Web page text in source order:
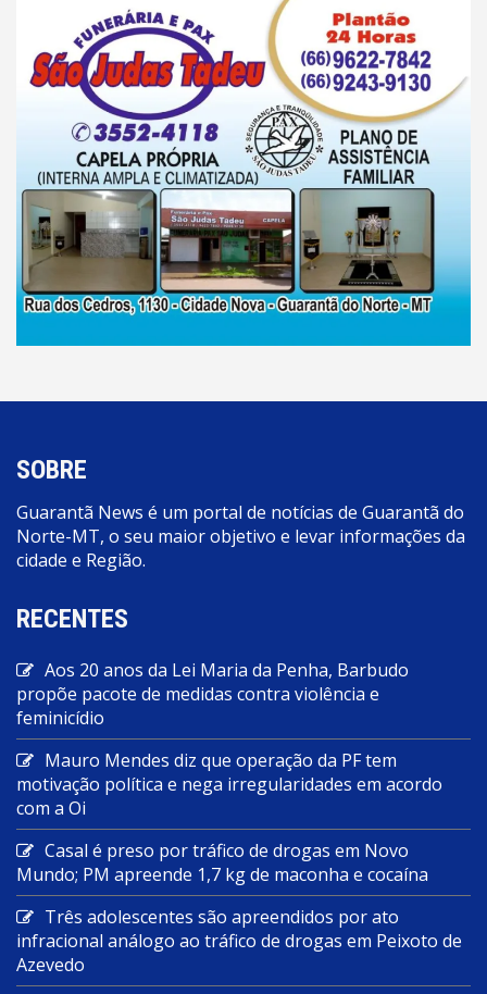
SOBRE
Guarantã News é um portal de notícias de Guarantã do
Norte-MT, o seu maior objetivo e levar informações da
cidade e Região.
RECENTES
Aos 20 anos da Lei Maria da Penha, Barbudo
propõe pacote de medidas contra violência e
feminicídio
Mauro Mendes diz que operação da PF tem
motivação política e nega irregularidades em acordo
com a Oi
Casal é preso por tráfico de drogas em Novo
Mundo; PM apreende 1,7 kg de maconha e cocaína
Três adolescentes são apreendidos por ato
infracional análogo ao tráfico de drogas em Peixoto de
Azevedo